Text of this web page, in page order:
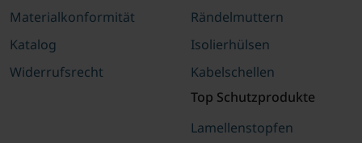
Materialkonformität
Katalog
Widerrufsrecht
Rändelmuttern
Isolierhülsen
Kabelschellen
Top Schutzprodukte
Lamellenstopfen